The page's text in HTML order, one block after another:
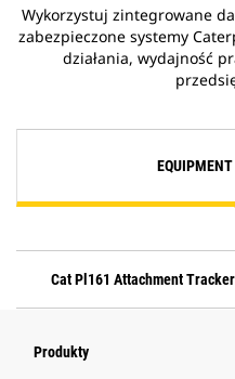
Wykorzystuj zintegrowane
zabezpieczone systemy
działania, wydajność
Cat Pl161 Attachment Tracker
Produkty